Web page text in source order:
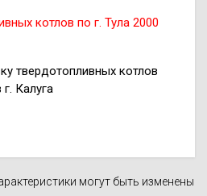
котлов по г. Тула 2000
твердотопливных котлов
Калуга
могут быть изменены